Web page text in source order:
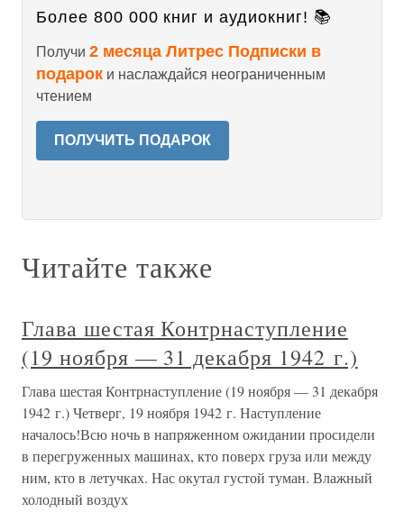
Более 800 000 книг и аудиокниг! 📚
Получи 2 месяца Литрес Подписки в
подарок и наслаждайся неограниченным
чтением
ПОЛУЧИТЬ ПОДАРОК
Читайте также
Глава шестая Контрнаступление
(19 ноября — 31 декабря 1942 г.)
Глава шестая Контрнаступление (19 ноября — 31 декабря
1942 г.) Четверг, 19 ноября 1942 г. Наступление
началось!Всю ночь в напряженном ожидании просидели
в перегруженных машинах, кто поверх груза или между
ним, кто в летучках. Нас окутал густой туман. Влажный
холодный воздух